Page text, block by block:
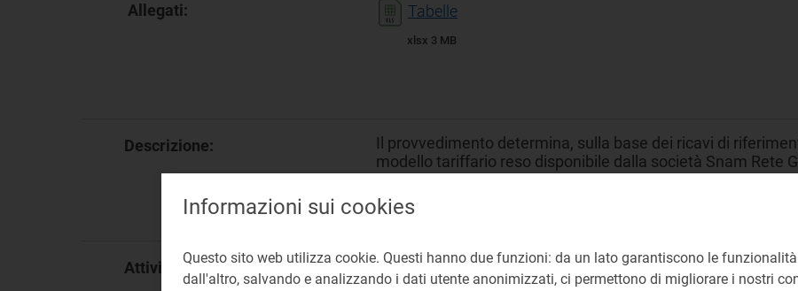
Allegati: Tabelle
xlsx 3 MB
Descrizione:
Il provvedimento determina, sulla base dei ricavi di
modello tariffario reso disponibile dalla società Snam Rete
trasporto e per i servizi non di trasporto (misura, metering
Titoli IV e V della RTTG 6PRT relativi all’anno 2026. Il
riferimento 2025 e dispone modifiche della RTTG 6PRT.
Attività: Trasporto gas
Informazioni sui cookies
Questo sito web utilizza cookie. Questi hanno due funzioni: da un lato garantiscono le
dall'altro, salvando e analizzando i dati utente anonimizzati, ci permettono di migliorare i nostri